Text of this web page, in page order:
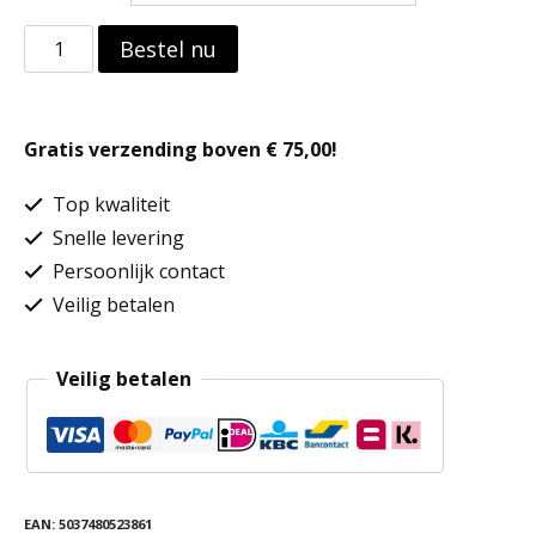
Novara
Tailored
Jacket
aantal
Bestel nu
Gratis verzending boven € 75,00!
Top kwaliteit
Snelle levering
Persoonlijk contact
Veilig betalen
Veilig betalen
EAN: 5037480523861